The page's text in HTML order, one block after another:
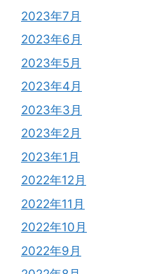
2023年7月
2023年6月
2023年5月
2023年4月
2023年3月
2023年2月
2023年1月
2022年12月
2022年11月
2022年10月
2022年9月